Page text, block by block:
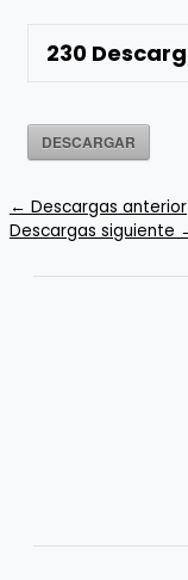
230
DESCARGAR
← Descargas anterior
Descargas siguiente